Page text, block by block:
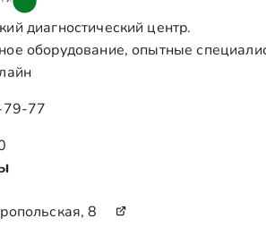
диагностический центр.
оборудование, опытные
77
8